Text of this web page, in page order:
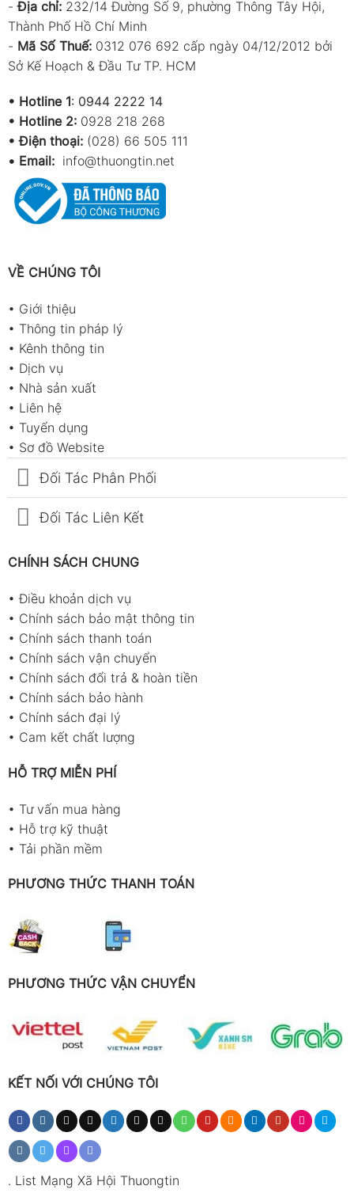
-Địa chỉ: 232/14 Đường Số 9, phường Thông Tây Hội,
Thành Phố Hồ Chí Minh
- Mã Số Thuế: 0312 076 692 cấp ngày 04/12/2012 bởi
Sở Kế Hoạch & Đầu Tư TP. HCM
• Hotline 1: 0944 2222 14
• Hotline 2: 0928 218 268
• Điện thoại: (028) 66 505 111
• Email: info@thuongtin.net
VỀ CHÚNG TÔI
• Giới thiệu
• Thông tin pháp lý
• Kênh thông tin
• Dịch vụ
• Nhà sản xuất
• Liên hệ
• Tuyển dụng
• Sơ đồ Website
Đối Tác Phân Phối
Đối Tác Liên Kết
CHÍNH SÁCH CHUNG
•Điều khoản dịch vụ
• Chính sách bảo mật thông tin
• Chính sách thanh toán
• Chính sách vận chuyển
• Chính sách đổi trả & hoàn tiền
• Chính sách bảo hành
• Chính sách đại lý
• Cam kết chất lượng
HỖ TRỢ MIỄN PHÍ
• Tư vấn mua hàng
• Hỗ trợ kỹ thuật
• Tải phần mềm
PHƯƠNG THỨC THANH TOÁN
PHƯƠNG THỨC VẬN CHUYỂN
KẾT NỐI VỚI CHÚNG TÔI
. List Mạng Xã Hội Thuongtin